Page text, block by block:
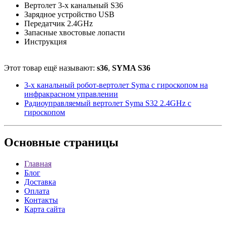
Вертолет 3-х канальный S36
Зарядное устройство USB
Передатчик 2.4GHz
Запасные хвостовые лопасти
Инструкция
Этот товар ещё называют: s36, SYMA S36
3-х канальный робот-вертолет Syma с гироскопом на
инфракрасном управлении
Радиоуправляемый вертолет Syma S32 2.4GHz с
гироскопом
Основные страницы
Главная
Блог
Доставка
Оплата
Контакты
Карта сайта